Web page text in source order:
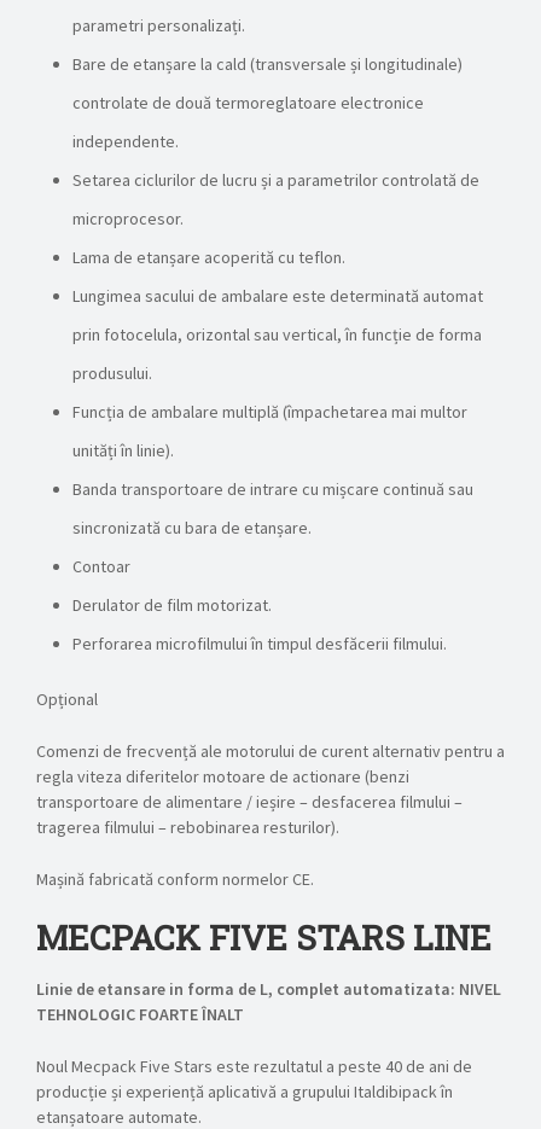
parametri personalizați.
Bare de etanșare la cald (transversale și longitudinale)
controlate de două termoreglatoare electronice
independente.
Setarea ciclurilor de lucru și a parametrilor controlată de
microprocesor.
Lama de etanșare acoperită cu teflon.
Lungimea sacului de ambalare este determinată automat
prin fotocelula, orizontal sau vertical, în funcție de forma
produsului.
Funcția de ambalare multiplă (împachetarea mai multor
unități în linie).
Banda transportoare de intrare cu mișcare continuă sau
sincronizată cu bara de etanșare.
Contoar
Derulator de film motorizat.
Perforarea microfilmului în timpul desfăcerii filmului.
Opțional
Comenzi de frecvență ale motorului de curent alternativ pentru a
regla viteza diferitelor motoare de actionare (benzi
transportoare de alimentare / ieșire – desfacerea filmului –
tragerea filmului – rebobinarea resturilor).
Mașină fabricată conform normelor CE.
MECPACK FIVE STARS LINE
Linie de etansare in forma de L, complet automatizata: NIVEL
TEHNOLOGIC FOARTE ÎNALT
Noul Mecpack Five Stars este rezultatul a peste 40 de ani de
producție și experiență aplicativă a grupului Italdibipack în
etanșatoare automate.